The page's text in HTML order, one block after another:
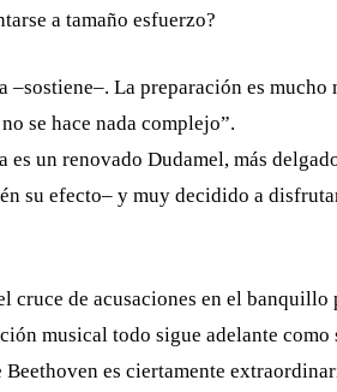
a tamaño esfuerzo?
La preparación es
se hace nada complejo”.
es un renovado Dudamel, más
su efecto– y muy decidido a
de acusaciones en el banquillo
musical todo sigue adelante como
es ciertamente